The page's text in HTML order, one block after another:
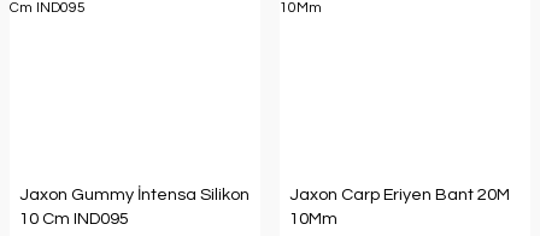
Jaxon Gummy İntensa Silikon
10 Cm IND095
Jaxon Carp Eriyen Bant 20M
10Mm